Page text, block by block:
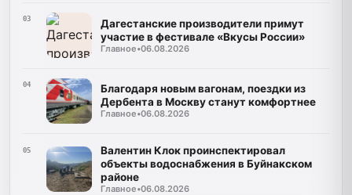
03
Дагестанские производители примут
участие в фестивале «Вкусы России»
Главное•06.08.2026
04
Благодаря новым вагонам, поездки из
Дербента в Москву станут комфортнее
Главное•06.08.2026
05
Валентин Клок проинспектировал
объекты водоснабжения в Буйнакском
районе
Главное•06.08.2026